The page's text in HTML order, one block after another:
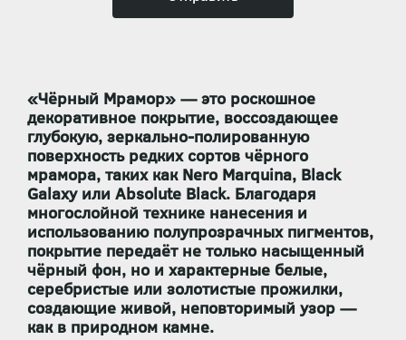
«Чёрный Мрамор» — это роскошное
декоративное покрытие, воссоздающее
глубокую, зеркально-полированную
поверхность редких сортов чёрного
мрамора, таких как Nero Marquina, Black
Galaxy или Absolute Black. Благодаря
многослойной технике нанесения и
использованию полупрозрачных пигментов,
покрытие передаёт не только насыщенный
чёрный фон, но и характерные белые,
серебристые или золотистые прожилки,
создающие живой, неповторимый узор —
как в природном камне.